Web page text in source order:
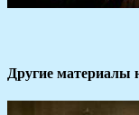
Другие материалы